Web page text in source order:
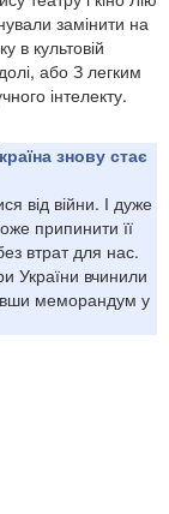
замінити на
в культовій
або З легким
інтелекту.
знову стає
від війни. І дуже
припинити її
втрат для нас.
України вчинили
меморандум у